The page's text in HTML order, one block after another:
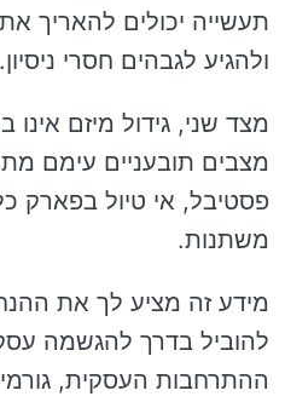
תעשייה יכולים להאריך
ולהגיע לגבהים חסרי ניסיון.
מצד שני, גידול מיזם
מצבים תובעניים עימם
פסטיבל, אי טיול בפארק
משתנות.
מידע זה מציע לך את
להוביל בדרך להגשמה
ההתרחבות העסקית,